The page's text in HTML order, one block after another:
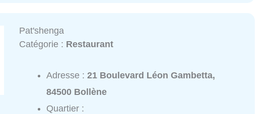
Pat'shenga
Catégorie : Restaurant
Adresse :21 Boulevard Léon Gambetta,
84500 Bollène
Quartier :